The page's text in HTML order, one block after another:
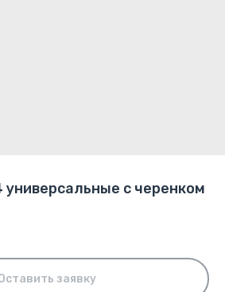
универсальные с черенком
заявку